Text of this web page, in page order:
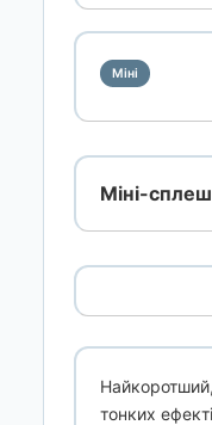
Міні
Міні-
тонких